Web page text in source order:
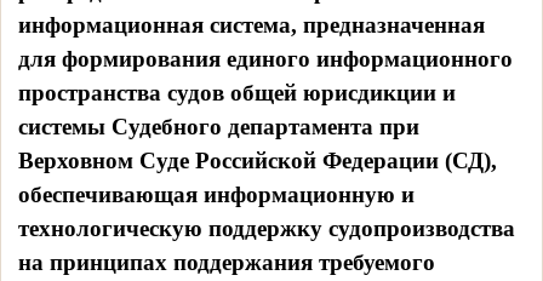
информационная система, предназначенная
для формирования единого информационного
пространства судов общей юрисдикции и
системы Судебного департамента при
Верховном Суде Российской Федерации (СД),
обеспечивающая информационную и
технологическую поддержку судопроизводства
на принципах поддержания требуемого